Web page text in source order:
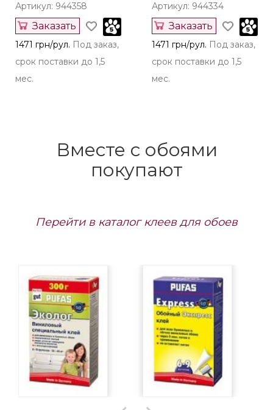
Артикул: 944358
Заказать
1471 грн/рул. Под заказ,
срок поставки до 1,5
мес.
Артикул: 944334
Заказать
1471 грн/рул. Под заказ,
срок поставки до 1,5
мес.
Вместе с обоями
покупают
Перейти в каталог клеев для обоев